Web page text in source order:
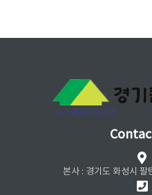
본사 : 경기도 화성시